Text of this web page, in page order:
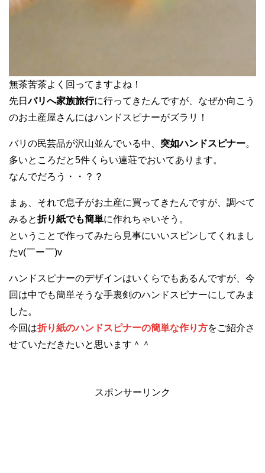
無茶苦茶よく回ってますよね！
先日バリへ家族旅行に行ってきたんですが、なぜか向こう
のお土産屋さんにはハンドスピナーがズラリ！
バリの民芸品が沢山並んでいる中、 突如ハンドスピナー。
多いところだと5件くらい連荘でおいてあります。
なんでだろう・・？？
まぁ、それで息子がお土産に買ってきたんですが、調べて
みると折り紙でも簡単に作れちゃいそう。
ということで作ってみたら見事にいいスピンしてくれまし
たv(￣ー￣)v
ハンドスピナーのデザインはいくらでもあるんですが、今
回は中でも簡単そうな手裏剣のハンドスピナーにしてみま
した。
今回は折り紙のハンドスピナーの簡単な作り方をご紹介さ
せていただきたいと思います＾＾
スポンサーリンク